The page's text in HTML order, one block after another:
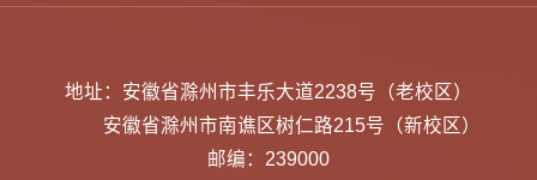
地址：安徽省滁州市丰乐大道2238号（老校区）
安徽省滁州市南谯区树仁路215号（新校区）
邮编：239000